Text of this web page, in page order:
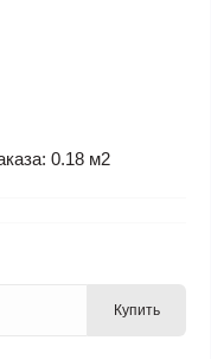
0.18 м2
Купить